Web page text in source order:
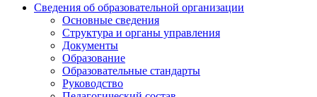
Сведения об образовательной организации
Основные сведения
Структура и органы управления
Документы
Образование
Образовательные стандарты
Руководство